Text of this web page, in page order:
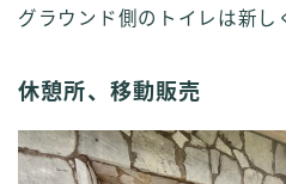
グラウンド側のトイレは新し
休憩所、移動販売